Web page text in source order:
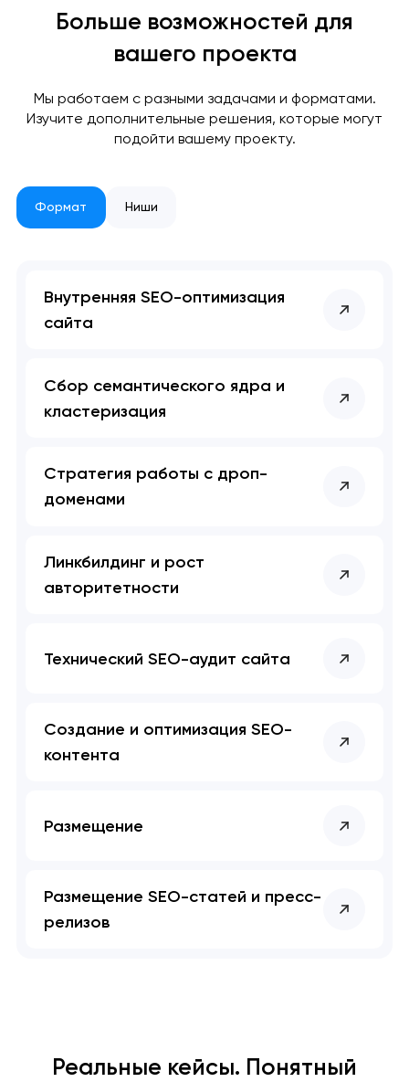
Спасибо
Мы получили вашу заявку
Больше возможностей для
вашего проекта
Мы работаем с разными задачами и форматами.
Изучите дополнительные решения, которые могут
подойти вашему проекту.
Формат Ниши
Внутренняя SEO-оптимизация
сайта
Сбор семантического ядра и
кластеризация
Стратегия работы с дроп-
доменами
Линкбилдинг и рост
авторитетности
Технический SEO-аудит сайта
Создание и оптимизация SEO-
контента
Размещение
Размещение SEO-статей и пресс-
релизов
Реальные кейсы. Понятный
Спасибо
Мы получили вашу заявку
Ваша заявка
отправлена!
Мы свяжемся с вами в
ближайшее время,
чтобы обсудить